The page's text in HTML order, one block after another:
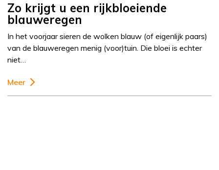
Zo krijgt u een rijkbloeiende
blauweregen
In het voorjaar sieren de wolken blauw (of eigenlijk paars)
van de blauweregen menig (voor)tuin. Die bloei is echter
niet…
Meer